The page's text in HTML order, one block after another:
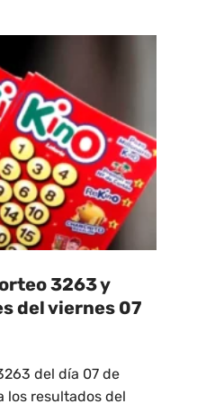
3263 y
del viernes 07
del día 07 de
los resultados del